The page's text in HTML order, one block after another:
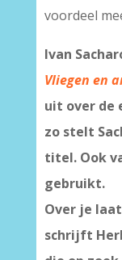
voordeel
Ivan
Vliegen en
uit over de
zo stelt
titel. Ook
gebruikt.
Over je
schrijft